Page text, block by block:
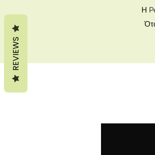
Η
REVIEWS